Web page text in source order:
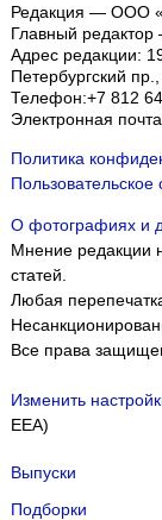
Редакция — ООО
Главный
Адрес редакции:
Петербургский
Телефон:+7 812
Электронная
Политика
О фотографиях и
Мнение редакции
статей.
Любая
Все права
Изменить
EEA)
Выпуски
Подборки